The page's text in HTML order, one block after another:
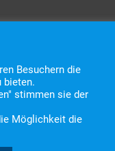
Besuchern die
bieten.
stimmen sie der
Möglichkeit die